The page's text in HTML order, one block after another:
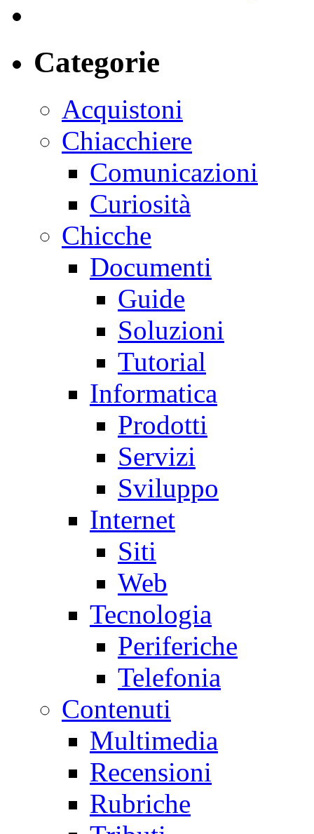
Categorie
Acquistoni
Chiacchiere
Comunicazioni
Curiosità
Chicche
Documenti
Guide
Soluzioni
Tutorial
Informatica
Prodotti
Servizi
Sviluppo
Internet
Siti
Web
Tecnologia
Periferiche
Telefonia
Contenuti
Multimedia
Recensioni
Rubriche